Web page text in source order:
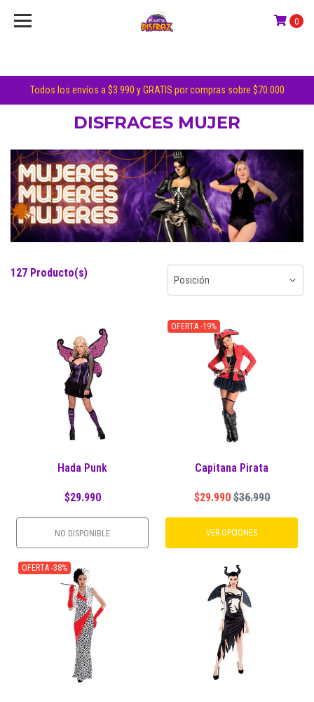
Todos los envíos a $3.990 y GRATIS por compras sobre $70.000
0
DISFRACES MUJER
127 Producto(s)
Hada Punk
$29.990
NO DISPONIBLE
OFERTA -19%
Capitana Pirata
$29.990 $36.990
VER OPCIONES
OFERTA -38%